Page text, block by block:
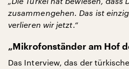
zusammengehen. Das ist
verlieren wir jetzt.“
„Mikrofonständer am Hof
Das Interview, das der